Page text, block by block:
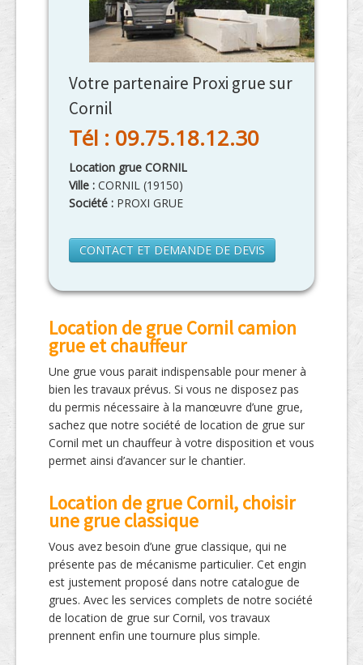
Votre partenaire Proxi grue sur
Cornil
Tél : 09.75.18.12.30
Location grue CORNIL
Ville : CORNIL (19150)
Société : PROXI GRUE
CONTACT ET DEMANDE DE DEVIS
Location de grue Cornil camion
grue et chauffeur
Une grue vous parait indispensable pour mener à
bien les travaux prévus. Si vous ne disposez pas
du permis nécessaire à la manœuvre d’une grue,
sachez que notre société de location de grue sur
Cornil met un chauffeur à votre disposition et vous
permet ainsi d’avancer sur le chantier.
Location de grue Cornil, choisir
une grue classique
Vous avez besoin d’une grue classique, qui ne
présente pas de mécanisme particulier. Cet engin
est justement proposé dans notre catalogue de
grues. Avec les services complets de notre société
de location de grue sur Cornil, vos travaux
prennent enfin une tournure plus simple.